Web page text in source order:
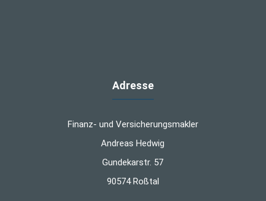
Adresse
Finanz- und Versicherungsmakler
Andreas Hedwig
Gundekarstr. 57
90574 Roßtal